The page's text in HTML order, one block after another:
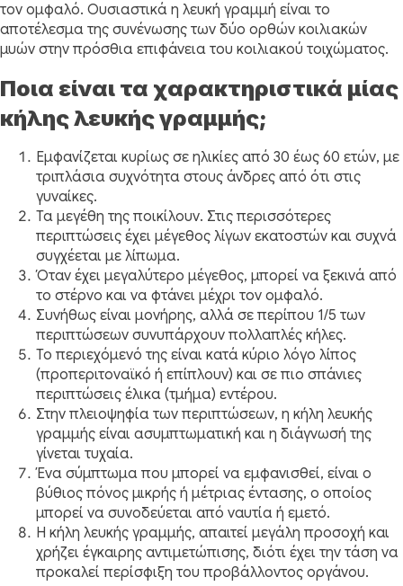
τον ομφαλό. Ουσιαστικά η λευκή γραμμή είναι το
αποτέλεσμα της συνένωσης των δύο ορθών κοιλιακών
μυών στην πρόσθια επιφάνεια του κοιλιακού τοιχώματος.
Ποια είναι τα χαρακτηριστικά μίας
κήλης λευκής γραμμής;
Εμφανίζεται κυρίως σε ηλικίες από 30 έως 60 ετών, με
τριπλάσια συχνότητα στους άνδρες από ότι στις
γυναίκες.
Τα μεγέθη της ποικίλουν. Στις περισσότερες
περιπτώσεις έχει μέγεθος λίγων εκατοστών και συχνά
συγχέεται με λίπωμα.
Όταν έχει μεγαλύτερο μέγεθος, μπορεί να ξεκινά από
το στέρνο και να φτάνει μέχρι τον ομφαλό.
Συνήθως είναι μονήρης, αλλά σε περίπου 1/5 των
περιπτώσεων συνυπάρχουν πολλαπλές κήλες.
Το περιεχόμενό της είναι κατά κύριο λόγο λίπος
(προπεριτοναϊκό ή επίπλουν) και σε πιο σπάνιες
περιπτώσεις έλικα (τμήμα) εντέρου.
Στην πλειοψηφία των περιπτώσεων, η κήλη λευκής
γραμμής είναι ασυμπτωματική και η διάγνωσή της
γίνεται τυχαία.
Ένα σύμπτωμα που μπορεί να εμφανισθεί, είναι ο
βύθιος πόνος μικρής ή μέτριας έντασης, ο οποίος
μπορεί να συνοδεύεται από ναυτία ή εμετό.
Η κήλη λευκής γραμμής, απαιτεί μεγάλη προσοχή και
χρήζει έγκαιρης αντιμετώπισης, διότι έχει την τάση να
προκαλεί περίσφιξη του προβάλλοντος οργάνου.